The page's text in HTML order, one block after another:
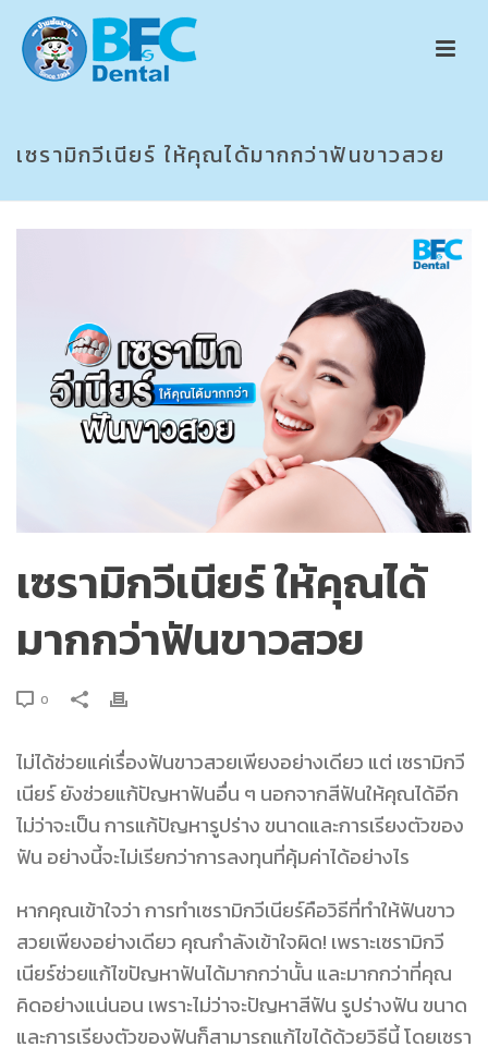
เซรามิกวีเนียร์ ให้คุณได้มากกว่าฟันขาวสวย
เซรามิกวีเนียร์ ให้คุณได้
มากกว่าฟันขาวสวย
0
ไม่ได้ช่วยแค่เรื่องฟันขาวสวยเพียงอย่างเดียว แต่ เซรามิกวี
เนียร์ยังช่วยแก้ปัญหาฟันอื่น ๆ นอกจากสีฟันให้คุณได้อีก
ไม่ว่าจะเป็น การแก้ปัญหารูปร่าง ขนาดและการเรียงตัวของ
ฟัน อย่างนี้จะไม่เรียกว่าการลงทุนที่คุ้มค่าได้อย่างไร
หากคุณเข้าใจว่า การทำเซรามิกวีเนียร์คือวิธีที่ทำให้ฟันขาว
สวยเพียงอย่างเดียว คุณกำลังเข้าใจผิด! เพราะเซรามิกวี
เนียร์ช่วยแก้ไขปัญหาฟันได้มากกว่านั้น และมากกว่าที่คุณ
คิดอย่างแน่นอน เพราะไม่ว่าจะปัญหาสีฟัน รูปร่างฟัน ขนาด
และการเรียงตัวของฟันก็สามารถแก้ไขได้ด้วยวิธีนี้ โดยเซรา